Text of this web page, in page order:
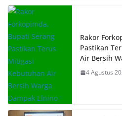
Rakor
Pastikan
Air Bersih
4 Agustus